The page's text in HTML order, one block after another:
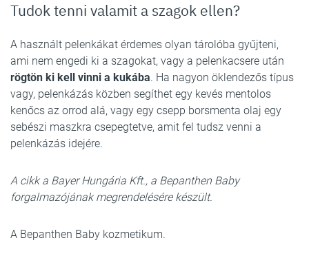
Tudok tenni valamit a szagok ellen?
A használt pelenkákat érdemes olyan tárolóba gyűjteni,
ami nem engedi ki a szagokat, vagy a pelenkacsere után
rögtön ki kell vinni a kukába. Ha nagyon öklendezős típus
vagy, pelenkázás közben segíthet egy kevés mentolos
kenőcs az orrod alá, vagy egy csepp borsmenta olaj egy
sebészi maszkra csepegtetve, amit fel tudsz venni a
pelenkázás idejére.
A cikk a Bayer Hungária Kft., a Bepanthen Baby
forgalmazójának megrendelésére készült.
A Bepanthen Baby kozmetikum.